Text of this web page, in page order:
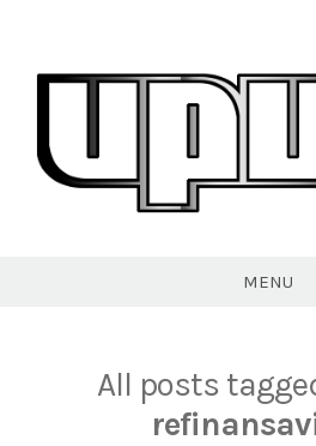
content
MENU
All posts